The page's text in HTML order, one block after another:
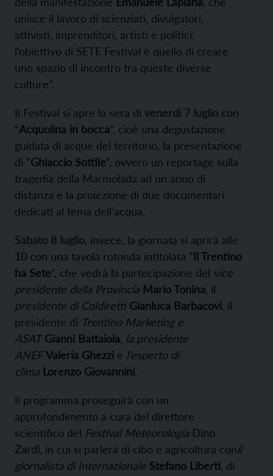
unisce il lavoro di scienziati, divulgatori,
attivisti, imprenditori, artisti e politici;
l’obiettivo di SETE Festival è quello di creare
uno spazio di incontro tra queste diverse
culture”.
Il Festival si apre la sera di venerdì 7 luglio con
“Acquolina in bocca“, cioè una degustazione
guidata di acque del territorio, la presentazione
di “Ghiaccio Sottile“, ovvero un reportage sulla
tragedia della Marmolada ad un anno di
distanza e la proiezione di due documentari
dedicati al tema dell’acqua.
Sabato 8 luglio, invece, la giornata si aprirà alle
10 con una tavola rotonda intitolata “Il Trentino
ha Sete“, che vedrà la partecipazione del vice
presidente della Provincia Mario Tonina, il
presidente di Coldiretti Gianluca Barbacovi, il
presidente di Trentino Marketing e
ASAT Gianni Battaiola, la presidente
ANEF Valeria Ghezzi e l’esperto di
clima Lorenzo Giovannini.
Il programma proseguirà con un
approfondimento a cura del direttore
scientifico del Festival Meteorologia Dino
Zardi, in cui si parlerà di cibo e agricoltura conil
giornalista di Internazionale Stefano Liberti, di